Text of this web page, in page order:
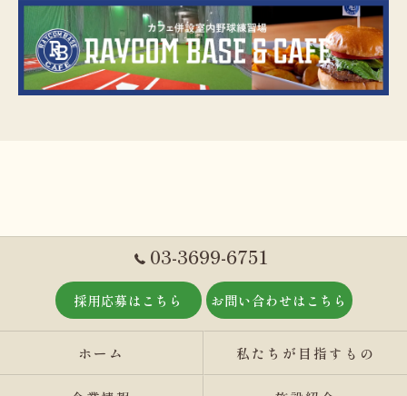
03-3699-6751
採用応募はこちら お問い合わせはこちら
ホーム 私たちが目指すもの